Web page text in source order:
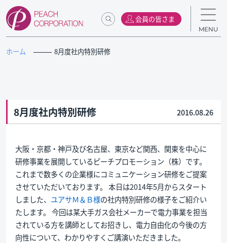
会員の皆さま
MENU
ホーム 8月度社内特別研修
8月度社内特別研修 2016.08.26
大阪・京都・神戸及び名古屋、東京など関西、関東を中心に
研修事業を展開しているピーチプロモーション（株）です。
これまで数多くの企業様にコミュニケーション研修をご提案
させていただいております。 本日は2014年5月からスタート
しました、 ユアサＭ＆Ｂ様の社内特別研修の様子をご紹介い
たします。 今回は某大手ガス会社メーカーで電力事業を担当
されている方を講師としてお招きし、電力自由化の今後の方
向性について、わかりやすくご講演いただきました。